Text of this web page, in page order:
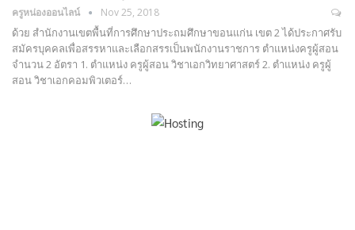
ครูหน่องออนไลน์ Nov 25, 2018
ด้วย สำนักงานเขตพื้นที่การศึกษาประถมศึกษาขอนแก่น เขต 2 ได้ประกาศรับ
สมัครบุคคลเพื่อสรรหาและเลือกสรรเป็นพนักงานราชการ ตำแหน่งครูผู้สอน
จำนวน 2 อัตรา 1. ตำแหน่ง ครูผู้สอน วิชาเอกวิทยาศาสตร์ 2. ตำแหน่ง ครูผู้
สอน วิชาเอกคอมพิวเตอร์…